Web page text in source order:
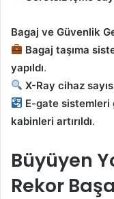
Bagaj ve Güvenlik
Bagaj taşıma
yapıldı.
X-Ray cihaz
E-gate
kabinleri artırıldı.
Büyüyen
Rekor